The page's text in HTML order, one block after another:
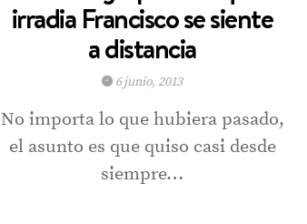
irradia Francisco se siente
a distancia
6 junio, 2013
No importa lo que hubiera pasado,
el asunto es que quiso casi desde
siempre…